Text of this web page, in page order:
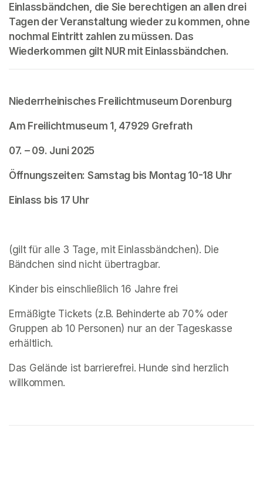
Einlassbändchen, die Sie berechtigen an allen drei
Tagen der Veranstaltung wieder zu kommen, ohne
nochmal Eintritt zahlen zu müssen. Das
Wiederkommen gilt NUR mit Einlassbändchen.
Niederrheinisches Freilichtmuseum Dorenburg
Am Freilichtmuseum 1, 47929 Grefrath
07. – 09. Juni 2025
Öffnungszeiten: Samstag bis Montag 10-18 Uhr
Einlass bis 17 Uhr
(gilt für alle 3 Tage, mit Einlassbändchen). Die
Bändchen sind nicht übertragbar.
Kinder bis einschließlich 16 Jahre frei
Ermäßigte Tickets (z.B. Behinderte ab 70% oder
Gruppen ab 10 Personen) nur an der Tageskasse
erhältlich.
Das Gelände ist barrierefrei. Hunde sind herzlich
willkommen.